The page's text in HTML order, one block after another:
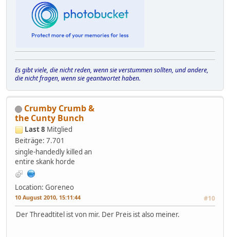
Es gibt viele, die nicht reden, wenn sie verstummen sollten, und andere,
die nicht fragen, wenn sie geantwortet haben.
Crumby Crumb &
the Cunty Bunch
Last 8 Mitglied
Beiträge: 7.701
single-handedly killed an
entire skank horde
Location: Goreneo
10 August 2010, 15:11:44 #10
Der Threadtitel ist von mir. Der Preis ist also meiner.